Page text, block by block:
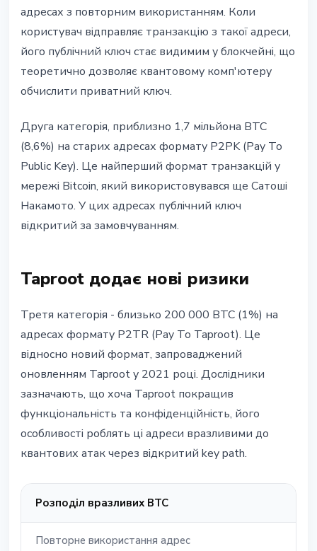
адресах з повторним використанням. Коли
користувач відправляє транзакцію з такої адреси,
його публічний ключ стає видимим у блокчейні, що
теоретично дозволяє квантовому комп'ютеру
обчислити приватний ключ.
Друга категорія, приблизно 1,7 мільйона BTC
(8,6%) на старих адресах формату P2PK (Pay To
Public Key). Це найперший формат транзакцій у
мережі Bitcoin, який використовувався ще Сатоші
Накамото. У цих адресах публічний ключ
відкритий за замовчуванням.
Taproot додає нові ризики
Третя категорія - близько 200 000 BTC (1%) на
адресах формату P2TR (Pay To Taproot). Це
відносно новий формат, запроваджений
оновленням Taproot у 2021 році. Дослідники
зазначають, що хоча Taproot покращив
функціональність та конфіденційність, його
особливості роблять ці адреси вразливими до
квантових атак через відкритий key path.
Розподіл вразливих BTC
Повторне використання адрес